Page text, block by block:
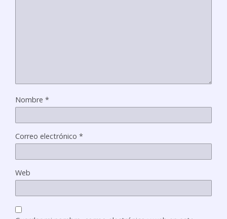
Nombre *
Correo electrónico *
Web